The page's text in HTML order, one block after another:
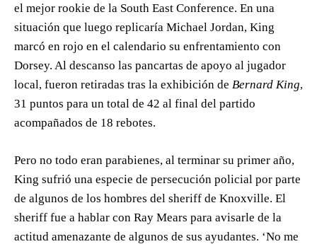
el mejor rookie de la South East Conference. En una
situación que luego replicaría Michael Jordan, King
marcó en rojo en el calendario su enfrentamiento con
Dorsey. Al descanso las pancartas de apoyo al jugador
local, fueron retiradas tras la exhibición de Bernard King,
31 puntos para un total de 42 al final del partido
acompañados de 18 rebotes.
Pero no todo eran parabienes, al terminar su primer año,
King sufrió una especie de persecución policial por parte
de algunos de los hombres del sheriff de Knoxville. El
sheriff fue a hablar con Ray Mears para avisarle de la
actitud amenazante de algunos de sus ayudantes. ‘No me